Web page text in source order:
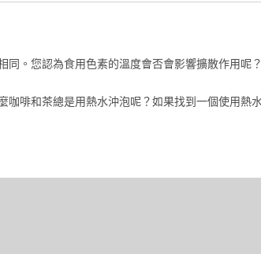
。您認為食用色素的溫度會否會影響擴散作用呢
啡和茶總是用熱水沖泡呢？如果找到一個使用熱